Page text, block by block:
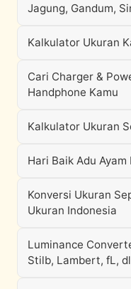
Jagung, Gandum,
Kalkulator Ukuran
Cari Charger &
Handphone Kamu
Kalkulator Ukuran
Hari Baik Adu
Konversi Ukuran
Ukuran Indonesia
Luminance
Stilb, Lambert, fL,